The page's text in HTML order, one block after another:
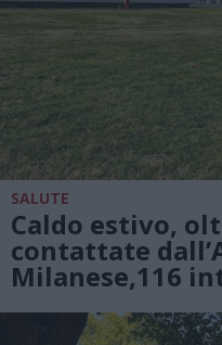
SALUTE
Caldo estivo,
contattate
Milanese,116